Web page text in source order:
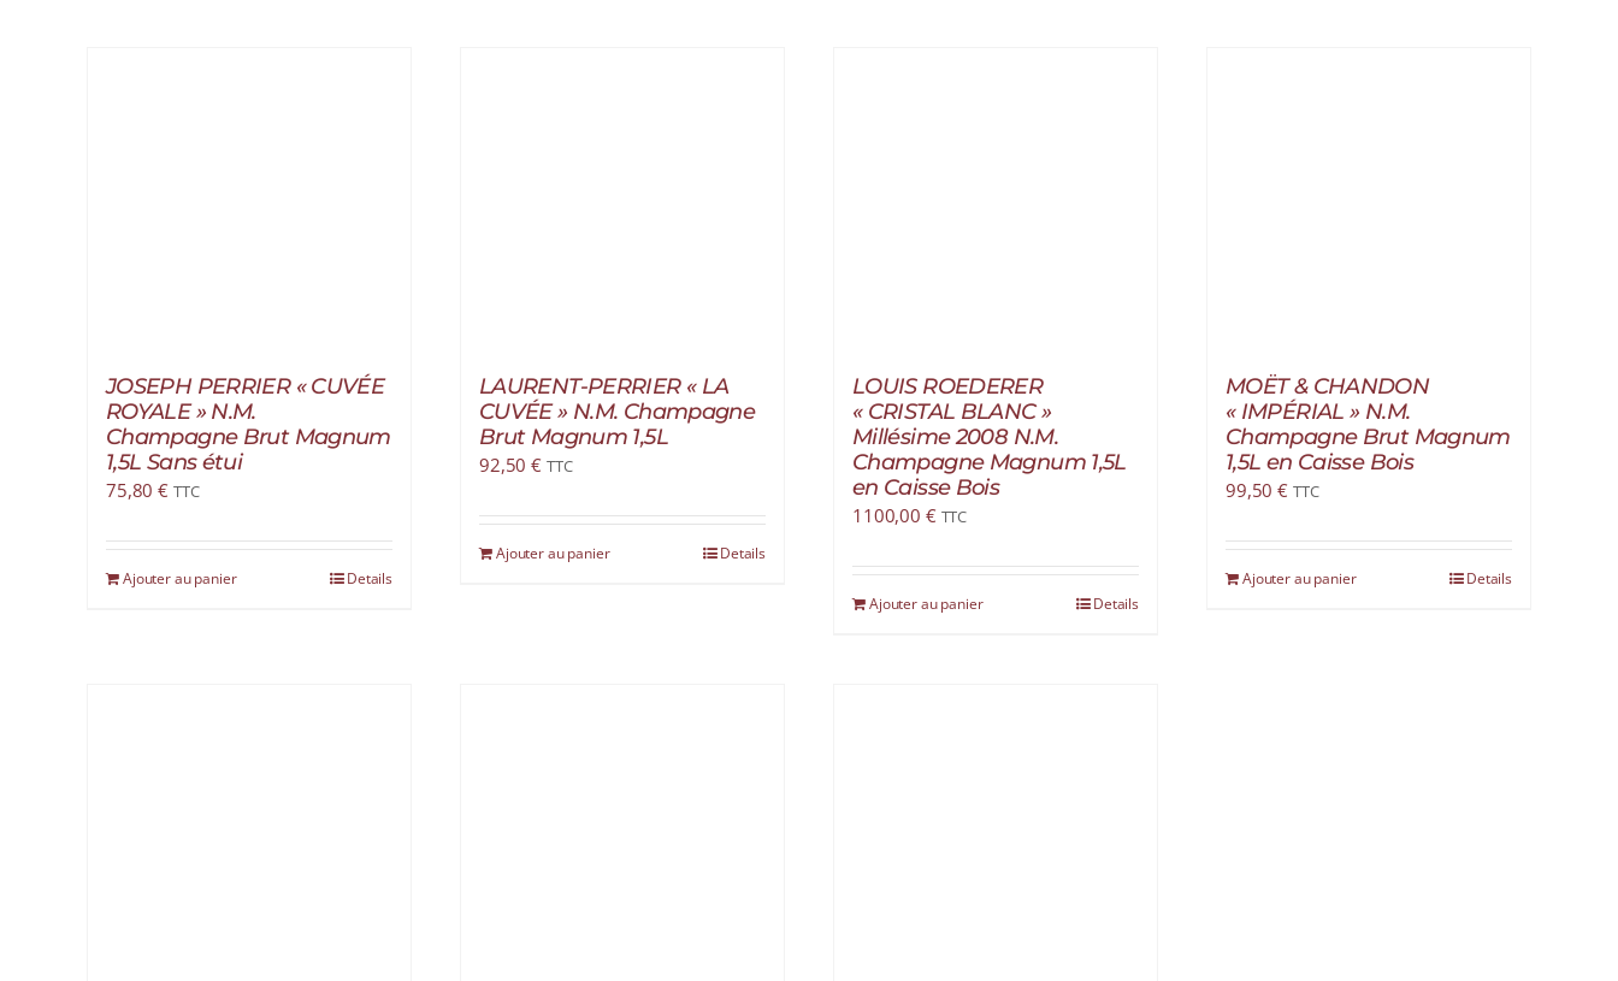
JOSEPH PERRIER « CUVÉE
ROYALE » N.M.
Champagne Brut Magnum
1,5L Sans étui
75,80€ TTC
Ajouter au panier Details
LAURENT-PERRIER « LA
CUVÉE » N.M. Champagne
Brut Magnum 1,5L
92,50€ TTC
Ajouter au panier Details
LOUIS ROEDERER
« CRISTAL BLANC »
Millésime 2008 N.M.
Champagne Magnum 1,5L
en Caisse Bois
1100,00 € TTC
Ajouter au panier Details
MOËT & CHANDON
« IMPÉRIAL » N.M.
Champagne Brut Magnum
1,5L en Caisse Bois
99,50€ TTC
Ajouter au panier Details